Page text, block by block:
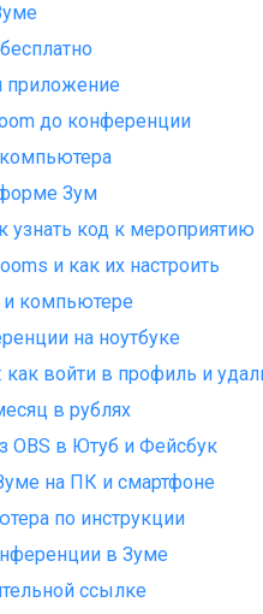
приложение
до конференции
Зум
узнать код к мероприятию
и как их настроить
и компьютере
на ноутбуке
войти в профиль и
в рублях
OBS в Ютуб и Фейсбук
на ПК и смартфоне
по инструкции
в Зуме
ссылке